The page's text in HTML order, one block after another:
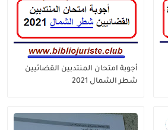
أجوبة امتحان المنتدبين القضائيين
شطر الشمال 2021